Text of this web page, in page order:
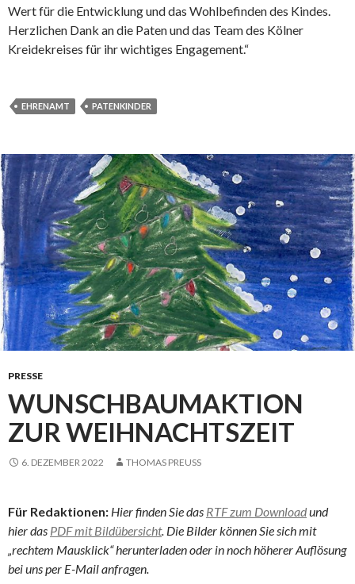
Wert für die Entwicklung und das Wohlbefinden des Kindes.
Herzlichen Dank an die Paten und das Team des Kölner
Kreidekreises für ihr wichtiges Engagement.“
EHRENAMT PATENKINDER
PRESSE
WUNSCHBAUMAKTION
ZUR WEIHNACHTSZEIT
6. DEZEMBER 2022 THOMAS PREUSS
Für Redaktionen: Hier finden Sie das RTF zum Downloadund
hier das PDF mit Bildübersicht. Die Bilder können Sie sich mit
„rechtem Mausklick“ herunterladen oder in noch höherer Auflösung
bei uns per E-Mail anfragen.